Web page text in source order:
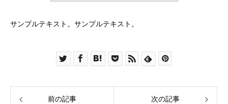
サンプルテキスト。サンプルテキスト。
前の記事 次の記事